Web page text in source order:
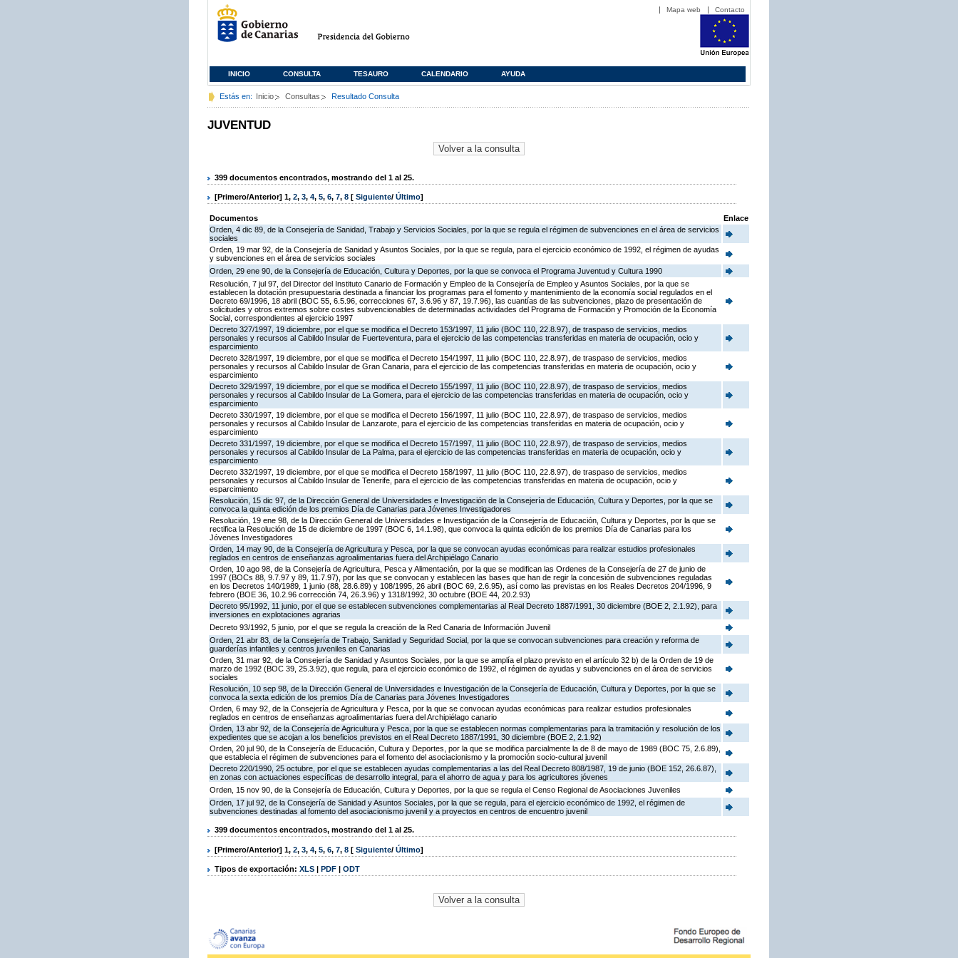
Mapa web Contacto
INICIO CONSULTA TESAURO CALENDARIO AYUDA
Estás en: Inicio Consultas Resultado Consulta
JUVENTUD
399 documentos encontrados, mostrando del 1 al 25.
[Primero/Anterior] 1, 2, 3, 4, 5, 6, 7, 8 [ Siguiente/ Último]
Documentos
Enlace
Orden, 4 dic 89, de la Consejería de Sanidad, Trabajo y Servicios Sociales, por la que se regula el régimen de subvenciones en el área de servicios
sociales
Orden, 19 mar 92, de la Consejería de Sanidad y Asuntos Sociales, por la que se regula, para el ejercicio económico de 1992, el régimen de ayudas
y subvenciones en el área de servicios sociales
Orden, 29 ene 90, de la Consejería de Educación, Cultura y Deportes, por la que se convoca el Programa Juventud y Cultura 1990
Resolución, 7 jul 97, del Director del Instituto Canario de Formación y Empleo de la Consejería de Empleo y Asuntos Sociales, por la que se
establecen la dotación presupuestaria destinada a financiar los programas para el fomento y mantenimiento de la economía social regulados en el
Decreto 69/1996, 18 abril (BOC 55, 6.5.96, correcciones 67, 3.6.96 y 87, 19.7.96), las cuantías de las subvenciones, plazo de presentación de
solicitudes y otros extremos sobre costes subvencionables de determinadas actividades del Programa de Formación y Promoción de la Economía
Social, correspondientes al ejercicio 1997
Decreto 327/1997, 19 diciembre, por el que se modifica el Decreto 153/1997, 11 julio (BOC 110, 22.8.97), de traspaso de servicios, medios
personales y recursos al Cabildo Insular de Fuerteventura, para el ejercicio de las competencias transferidas en materia de ocupación, ocio y
esparcimiento
Decreto 328/1997, 19 diciembre, por el que se modifica el Decreto 154/1997, 11 julio (BOC 110, 22.8.97), de traspaso de servicios, medios
personales y recursos al Cabildo Insular de Gran Canaria, para el ejercicio de las competencias transferidas en materia de ocupación, ocio y
esparcimiento
Decreto 329/1997, 19 diciembre, por el que se modifica el Decreto 155/1997, 11 julio (BOC 110, 22.8.97), de traspaso de servicios, medios
personales y recursos al Cabildo Insular de La Gomera, para el ejercicio de las competencias transferidas en materia de ocupación, ocio y
esparcimiento
Decreto 330/1997, 19 diciembre, por el que se modifica el Decreto 156/1997, 11 julio (BOC 110, 22.8.97), de traspaso de servicios, medios
personales y recursos al Cabildo Insular de Lanzarote, para el ejercicio de las competencias transferidas en materia de ocupación, ocio y
esparcimiento
Decreto 331/1997, 19 diciembre, por el que se modifica el Decreto 157/1997, 11 julio (BOC 110, 22.8.97), de traspaso de servicios, medios
personales y recursos al Cabildo Insular de La Palma, para el ejercicio de las competencias transferidas en materia de ocupación, ocio y
esparcimiento
Decreto 332/1997, 19 diciembre, por el que se modifica el Decreto 158/1997, 11 julio (BOC 110, 22.8.97), de traspaso de servicios, medios
personales y recursos al Cabildo Insular de Tenerife, para el ejercicio de las competencias transferidas en materia de ocupación, ocio y
esparcimiento
Resolución, 15 dic 97, de la Dirección General de Universidades e Investigación de la Consejería de Educación, Cultura y Deportes, por la que se
convoca la quinta edición de los premios Día de Canarias para Jóvenes Investigadores
Resolución, 19 ene 98, de la Dirección General de Universidades e Investigación de la Consejería de Educación, Cultura y Deportes, por la que se
rectifica la Resolución de 15 de diciembre de 1997 (BOC 6, 14.1.98), que convoca la quinta edición de los premios Día de Canarias para los
Jóvenes Investigadores
Orden, 14 may 90, de la Consejería de Agricultura y Pesca, por la que se convocan ayudas económicas para realizar estudios profesionales
reglados en centros de enseñanzas agroalimentarias fuera del Archipiélago Canario
Orden, 10 ago 98, de la Consejería de Agricultura, Pesca y Alimentación, por la que se modifican las Ordenes de la Consejería de 27 de junio de
1997 (BOCs 88, 9.7.97 y 89, 11.7.97), por las que se convocan y establecen las bases que han de regir la concesión de subvenciones reguladas
en los Decretos 140/1989, 1 junio (88, 28.6.89) y 108/1995, 26 abril (BOC 69, 2.6.95), así como las previstas en los Reales Decretos 204/1996, 9
febrero (BOE 36, 10.2.96 corrección 74, 26.3.96) y 1318/1992, 30 octubre (BOE 44, 20.2.93)
Decreto 95/1992, 11 junio, por el que se establecen subvenciones complementarias al Real Decreto 1887/1991, 30 diciembre (BOE 2, 2.1.92), para
inversiones en explotaciones agrarias
Decreto 93/1992, 5 junio, por el que se regula la creación de la Red Canaria de Información Juvenil
Orden, 21 abr 83, de la Consejería de Trabajo, Sanidad y Seguridad Social, por la que se convocan subvenciones para creación y reforma de
guarderías infantiles y centros juveniles en Canarias
Orden, 31 mar 92, de la Consejería de Sanidad y Asuntos Sociales, por la que se amplía el plazo previsto en el artículo 32 b) de la Orden de 19 de
marzo de 1992 (BOC 39, 25.3.92), que regula, para el ejercicio económico de 1992, el régimen de ayudas y subvenciones en el área de servicios
sociales
Resolución, 10 sep 98, de la Dirección General de Universidades e Investigación de la Consejería de Educación, Cultura y Deportes, por la que se
convoca la sexta edición de los premios Día de Canarias para Jóvenes Investigadores
Orden, 6 may 92, de la Consejería de Agricultura y Pesca, por la que se convocan ayudas económicas para realizar estudios profesionales
reglados en centros de enseñanzas agroalimentarias fuera del Archipiélago canario
Orden, 13 abr 92, de la Consejería de Agricultura y Pesca, por la que se establecen normas complementarias para la tramitación y resolución de los
expedientes que se acojan a los beneficios previstos en el Real Decreto 1887/1991, 30 diciembre (BOE 2, 2.1.92)
Orden, 20 jul 90, de la Consejería de Educación, Cultura y Deportes, por la que se modifica parcialmente la de 8 de mayo de 1989 (BOC 75, 2.6.89),
que establecia el régimen de subvenciones para el fomento del asociacionismo y la promoción socio-cultural juvenil
Decreto 220/1990, 25 octubre, por el que se establecen ayudas complementarias a las del Real Decreto 808/1987, 19 de junio (BOE 152, 26.6.87),
en zonas con actuaciones específicas de desarrollo integral, para el ahorro de agua y para los agricultores jóvenes
Orden, 15 nov 90, de la Consejería de Educación, Cultura y Deportes, por la que se regula el Censo Regional de Asociaciones Juveniles
Orden, 17 jul 92, de la Consejería de Sanidad y Asuntos Sociales, por la que se regula, para el ejercicio económico de 1992, el régimen de
subvenciones destinadas al fomento del asociacionismo juvenil y a proyectos en centros de encuentro juvenil
399 documentos encontrados, mostrando del 1 al 25.
[Primero/Anterior] 1, 2, 3, 4, 5, 6, 7, 8 [ Siguiente/ Último]
Tipos de exportación: XLS | PDF | ODT